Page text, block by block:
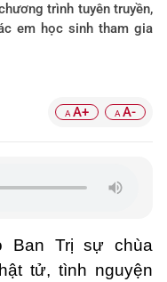
trình tuyên truyền,
em học sinh tham gia
A A+ A A-
Ban Trị sự chùa
tử, tình nguyện